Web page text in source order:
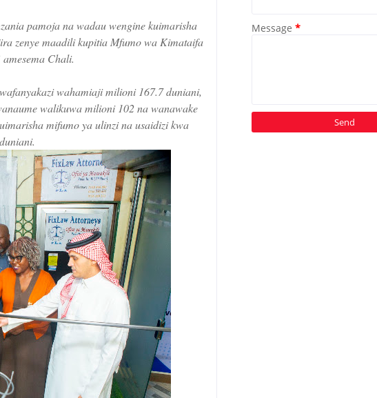
pamoja na wadau wengine kuimarisha
zenye maadili kupitia Mfumo wa Kimataifa
Chali.
wahamiaji milioni 167.7 duniani,
walikuwa milioni 102 na wanawake
mifumo ya ulinzi na usaidizi kwa
Message *